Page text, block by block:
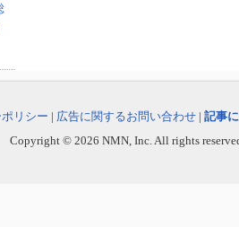
リシー | 広告に関するお問い合わせ | 記事
Copyright © 2026 NMN, Inc. All rights